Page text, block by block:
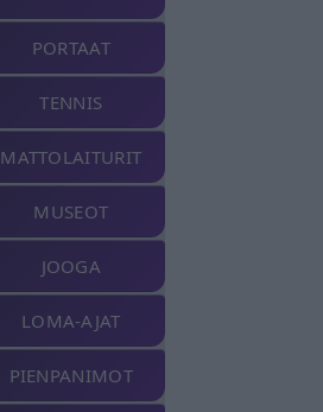
PORTAAT
TENNIS
MATTOLAITURIT
MUSEOT
JOOGA
LOMA-AJAT
PIENPANIMOT